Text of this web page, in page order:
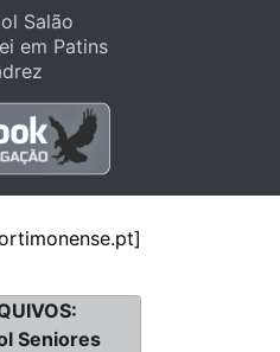
Salão
em Patins
Seniores